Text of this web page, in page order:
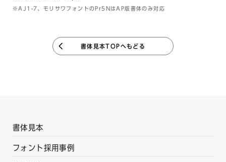
※AJ1-7、モリサワフォントのPr5NはAP版書体のみ対応
書体見本TOPへもどる
書体見本
フォント採用事例